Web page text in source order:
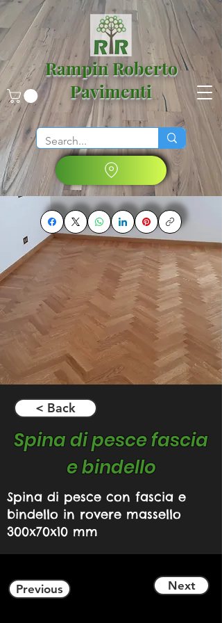
Rampin Roberto
Pavimenti
< Back
Spina di pesce fascia
e bindello
Spina di pesce con fascia e
bindello in rovere massello
300x70x10 mm
Previous Next